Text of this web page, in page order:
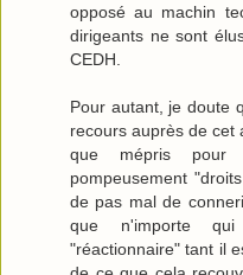
opposé au machin
dirigeants ne sont
CEDH.
Pour autant, je doute
recours auprès de cet
que mépris pour
pompeusement
de pas mal de
que n'importe
"réactionnaire" tant il